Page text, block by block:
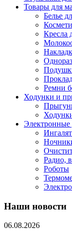
Товары для
Белье
Кресла
Ремни
Ходунки и
Электронные
Радио,
Роботы
Наши новости
06.08.2026